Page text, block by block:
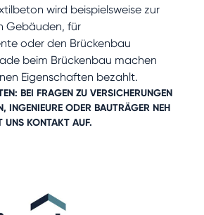
wird beispielsweise zur
Gebäuden, für
oder den Brückenbau
beim Brückenbau machen
Eigenschaften bezahlt.
BEI FRAGEN ZU VERSICHERUNGEN
, INGENIEUREODER BAUTRÄGERNEH
UNS KONTAKTAUF.